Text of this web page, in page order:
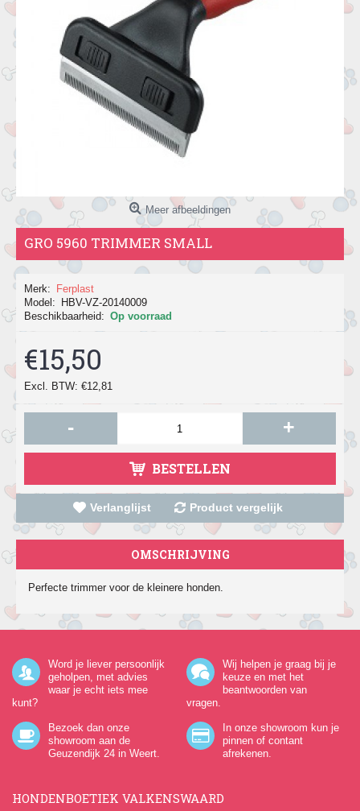
Meer afbeeldingen
GRO 5960 TRIMMER SMALL
Merk:
Ferplast
Model:
HBV-VZ-20140009
Beschikbaarheid: Op voorraad
€15,50
Excl. BTW: €12,81
- +
BESTELLEN
Verlanglijst Product vergelijk
OMSCHRIJVING
Perfecte trimmer voor de kleinere honden.
Word je liever persoonlijk
geholpen, met advies
waar je echt iets mee
kunt?
Wij helpen je graag bij je
keuze en met het
beantwoorden van
vragen.
Bezoek dan onze
showroom aan de
Geuzendijk 24 in Weert.
In onze showroom kun je
pinnen of contant
afrekenen.
HONDENBOETIEK VALKENSWAARD